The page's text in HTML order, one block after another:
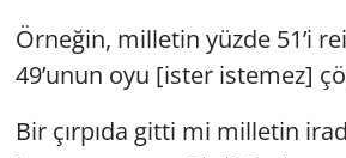
Örneğin, milletin yüzde 51’i
49’unun oyu [ister istemez]
Bir çırpıda gitti mi milletin